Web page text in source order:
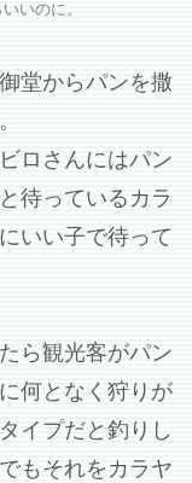
いのに。
堂からパンを撒
ロさんにはパン
待っているカラ
いい子で待って
ら観光客がパン
何となく狩りが
イプだと釣りし
もそれをカラヤ